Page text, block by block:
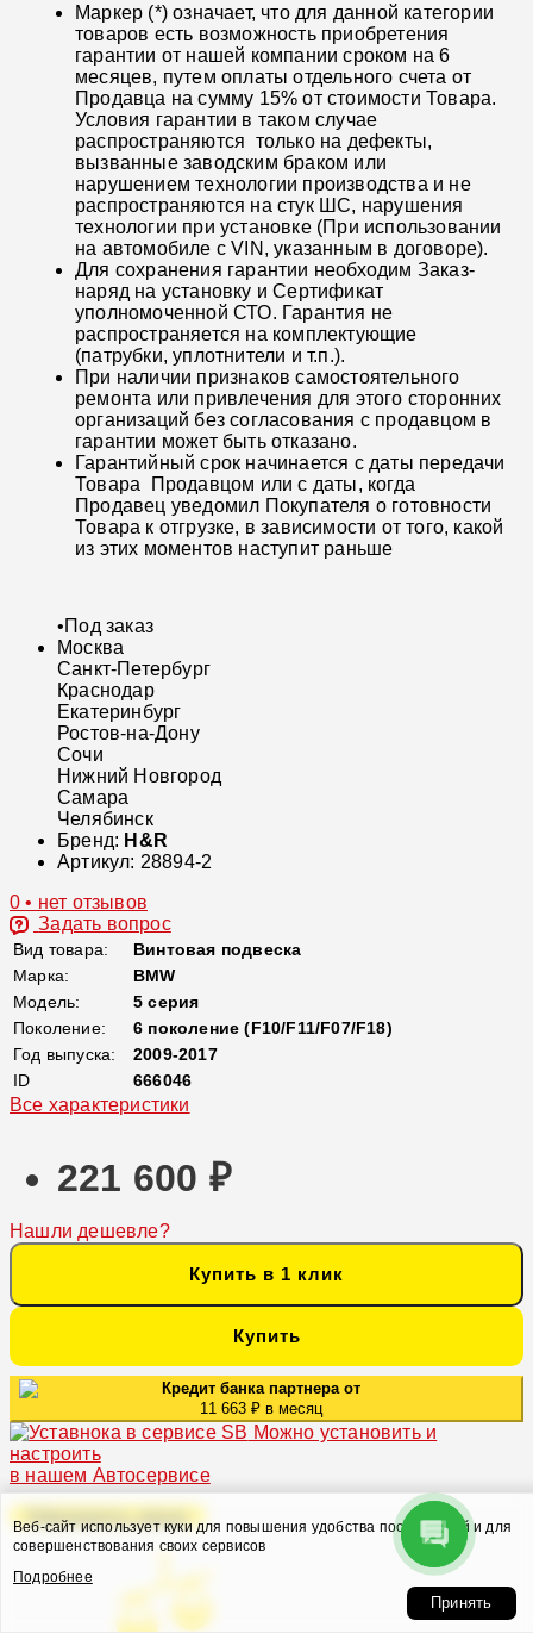
Маркер (*) означает, что для данной категории
товаров есть возможность приобретения
гарантии от нашей компании сроком на 6
месяцев, путем оплаты отдельного счета от
Продавца на сумму 15% от стоимости Товара.
Условия гарантии в таком случае
распространяются только на дефекты,
вызванные заводским браком или
нарушением технологии производства и не
распространяются на стук ШС, нарушения
технологии при установке (При использовании
на автомобиле с VIN, указанным в договоре).
Для сохранения гарантии необходим Заказ-
наряд на установку и Сертификат
уполномоченной СТО. Гарантия не
распространяется на комплектующие
(патрубки, уплотнители и т.п.).
При наличии признаков самостоятельного
ремонта или привлечения для этого сторонних
организаций без согласования с продавцом в
гарантии может быть отказано.
Гарантийный срок начинается с даты передачи
Товара Продавцом или с даты, когда
Продавец уведомил Покупателя о готовности
Товара к отгрузке, в зависимости от того, какой
из этих моментов наступит раньше
•Под заказ
Москва
Санкт-Петербург
Краснодар
Екатеринбург
Ростов-на-Дону
Сочи
Нижний Новгород
Самара
Челябинск
Бренд: H&R
Артикул: 28894-2
0 • нет отзывов
Задать вопрос
Вид товара:
Винтовая подвеска
Марка:
BMW
Модель:
5 серия
Поколение:
6 поколение (F10/F11/F07/F18)
Год выпуска:
2009-2017
ID
666046
Все характеристики
221 600 ₽
Нашли дешевле?
Купить в 1 клик
Купить
Кредит банка партнера от
11 663 ₽ в месяц
Можно установить и
настроить
в нашем Автосервисе
Оформить заказ
Веб-сайт использует куки для повышения удобства посетителей и для
совершенствования своих сервисов
Подробнее
Принять